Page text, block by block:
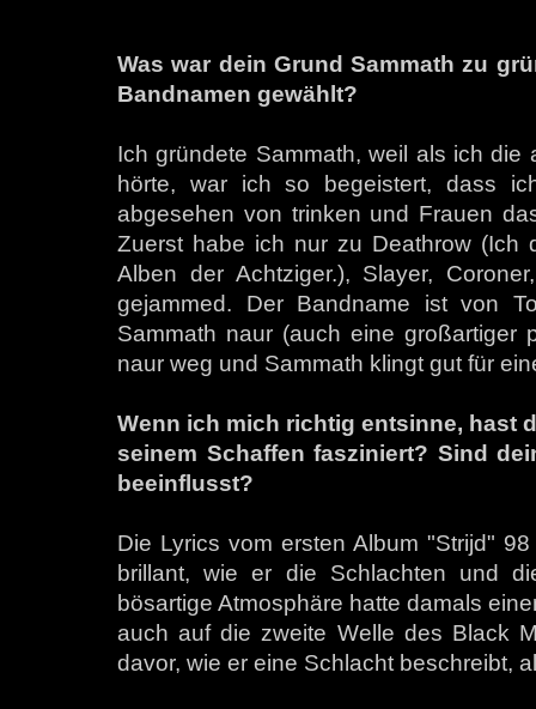
Was war dein Grund Sammath zu
Bandnamen gewählt?
Ich gründete Sammath, weil als ich
hörte, war ich so begeistert, dass
abgesehen von trinken und Frauen
Zuerst habe ich nur zu Deathrow (Ich
Alben der Achtziger.), Slayer,
gejammed. Der Bandname ist von
Sammath naur (auch eine großartiger
naur weg und Sammath klingt gut für
Wenn ich mich richtig entsinne, hast
seinem Schaffen fasziniert? Sind
beeinflusst?
Die Lyrics vom ersten Album "Strijd"
brillant, wie er die Schlachten und
bösartige Atmosphäre hatte damals
auch auf die zweite Welle des Black
davor, wie er eine Schlacht beschreibt,